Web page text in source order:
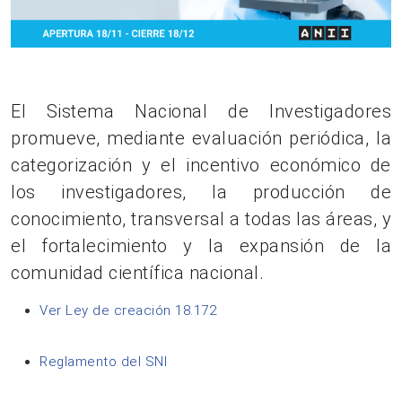
El Sistema Nacional de Investigadores
promueve, mediante evaluación periódica, la
categorización y el incentivo económico de
los investigadores, la producción de
conocimiento, transversal a todas las áreas, y
el fortalecimiento y la expansión de la
comunidad científica nacional.
Ver Ley de creación 18.172
Reglamento del SNI